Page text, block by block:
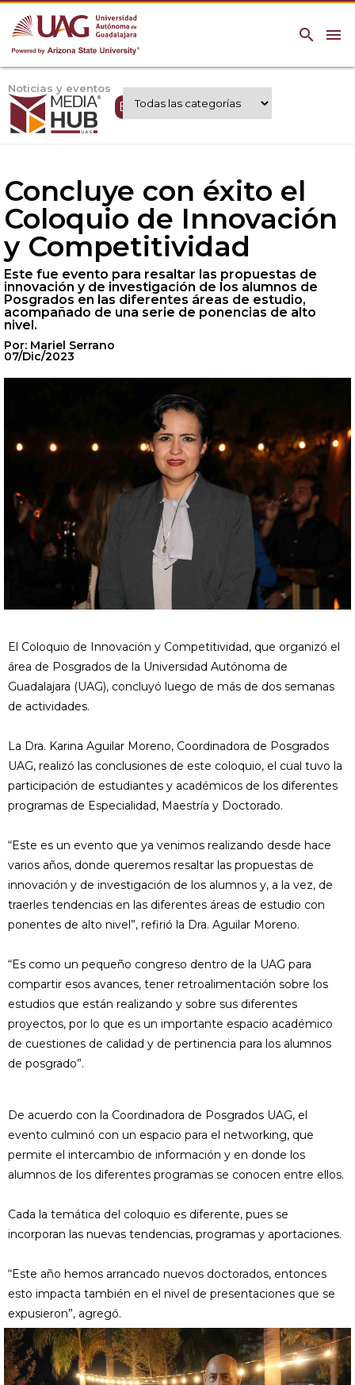
menu
search
Noticias y eventos
Expertos UAG
Concluye con éxito el
Coloquio de Innovación
y Competitividad
Este fue evento para resaltar las propuestas de
innovación y de investigación de los alumnos de
Posgrados en las diferentes áreas de estudio,
acompañado de una serie de ponencias de alto
nivel.
Por: Mariel Serrano
07/Dic/2023
El Coloquio de Innovación y Competitividad, que organizó el
área de Posgrados de la Universidad Autónoma de
Guadalajara (UAG), concluyó luego de más de dos semanas
de actividades.
La Dra. Karina Aguilar Moreno, Coordinadora de Posgrados
UAG, realizó las conclusiones de este coloquio, el cual tuvo la
participación de estudiantes y académicos de los diferentes
programas de Especialidad, Maestría y Doctorado.
“Este es un evento que ya venimos realizando desde hace
varios años, donde queremos resaltar las propuestas de
innovación y de investigación de los alumnos y, a la vez, de
traerles tendencias en las diferentes áreas de estudio con
ponentes de alto nivel”, refirió la Dra. Aguilar Moreno.
“Es como un pequeño congreso dentro de la UAG para
compartir esos avances, tener retroalimentación sobre los
estudios que están realizando y sobre sus diferentes
proyectos, por lo que es un importante espacio académico
de cuestiones de calidad y de pertinencia para los alumnos
de posgrado”.
De acuerdo con la Coordinadora de Posgrados UAG, el
evento culminó con un espacio para el networking, que
permite el intercambio de información y en donde los
alumnos de los diferentes programas se conocen entre ellos.
Cada la temática del coloquio es diferente, pues se
incorporan las nuevas tendencias, programas y aportaciones.
“Este año hemos arrancado nuevos doctorados, entonces
esto impacta también en el nivel de presentaciones que se
expusieron”, agregó.